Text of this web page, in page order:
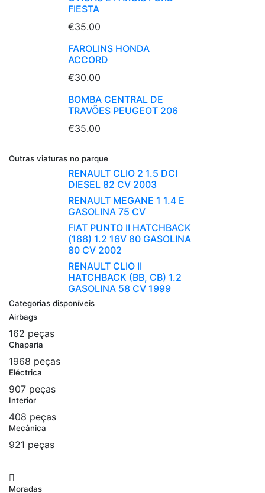
FIESTA
€35.00
FAROLINS HONDA
ACCORD
€30.00
BOMBA CENTRAL DE
TRAVÕES PEUGEOT 206
€35.00
Outras viaturas no parque
RENAULT CLIO 2 1.5 DCI
DIESEL 82 CV 2003
RENAULT MEGANE 1 1.4 E
GASOLINA 75 CV
FIAT PUNTO II HATCHBACK
(188) 1.2 16V 80 GASOLINA
80 CV 2002
RENAULT CLIO II
HATCHBACK (BB, CB) 1.2
GASOLINA 58 CV 1999
Categorias disponíveis
Airbags
162 peças
Chaparia
1968 peças
Eléctrica
907 peças
Interior
408 peças
Mecânica
921 peças
Moradas